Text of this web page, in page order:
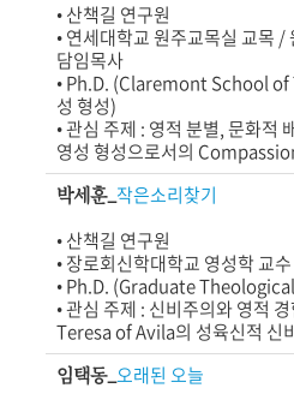
•산책길 연구원
•연세대학교원주교목실 교목 /
담임목사
•Ph.D. (Claremont School of
성 형성)
•관심 주제 : 영적 분별,문화적
영성 형성으로서의
박세훈_ 작은소리찾기
•산책길 연구원
• 장로회신학대학교 영성학 교수
• Ph.D. (Graduate
• 관심 주제 : 신비주의와 영적
Teresa of Avila의 성육신적 신
임택동_ 오래된 오늘